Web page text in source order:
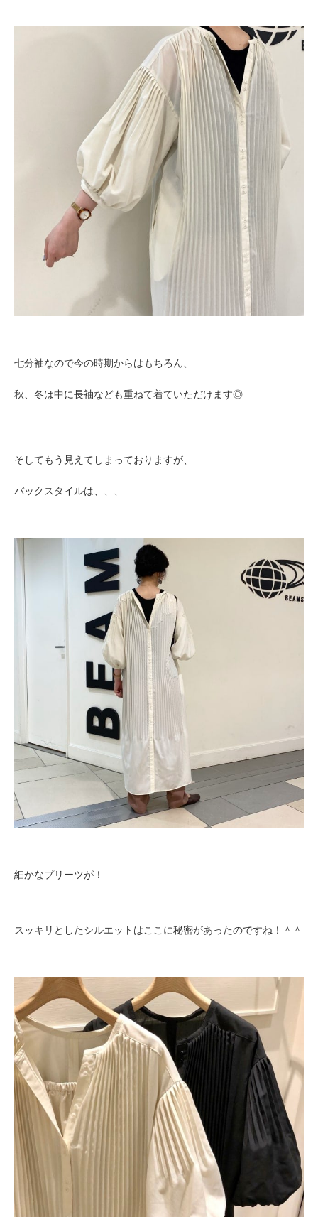
七分袖なので今の時期からはもちろん、
秋、冬は中に長袖なども重ねて着ていただけます◎
そしてもう見えてしまっておりますが、
バックスタイルは、、、
細かなプリーツが！
スッキリとしたシルエットはここに秘密があったのですね！＾＾